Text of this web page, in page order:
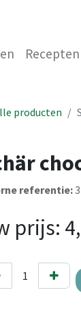
Recepten
producten
referentie:
prijs: